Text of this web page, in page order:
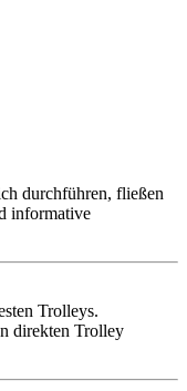
durchführen, fließen
informative
Trolleys.
direkten Trolley